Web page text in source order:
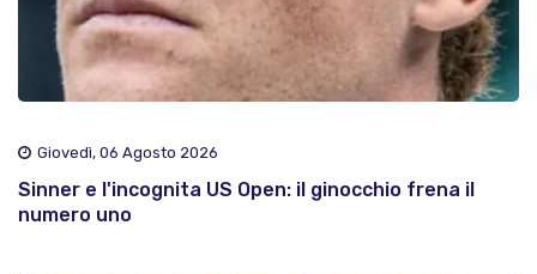
Giovedì, 06 Agosto 2026
Sinner e l'incognita US Open: il ginocchio frena il
numero uno